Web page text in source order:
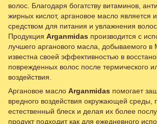
волос. Благодаря богатству витаминов,
жирных кислот, аргановое масло является
средством для питания и увлажнения
Продукция Arganmidas производится с
лучшего арганового масла, добываемого в
известна своей эффективностью в
поврежденных волос после термического
воздействия.
Аргановое масло Arganmidas помогает
вредного воздействия окружающей среды,
естественный блеск и делая их более
продукт подходит как для ежедневного